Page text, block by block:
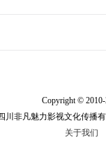
Copyright © 2010-
川非凡魅力影视文化传播
关于我们